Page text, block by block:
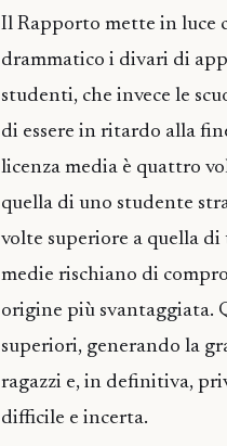
Il Rapporto mette in luce
drammatico i divari di
studenti, che invece le
di essere in ritardo alla
licenza media è quattro
quella di uno studente
volte superiore a quella
medie rischiano di
origine più svantaggiata.
superiori, generando la
ragazzi e, in definitiva,
difficile e incerta.